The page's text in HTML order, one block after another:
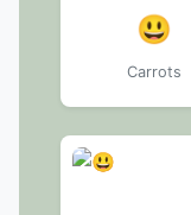
😃
Carrots